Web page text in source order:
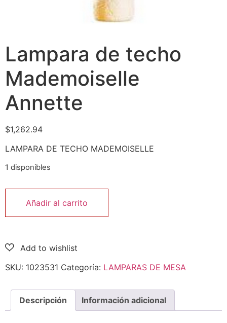
Lampara de techo
Mademoiselle
Annette
$1,262.94
LAMPARA DE TECHO MADEMOISELLE
1 disponibles
Añadir al carrito
SKU: 1023531 Categoría: LAMPARAS DE MESA
Descripción Información adicional